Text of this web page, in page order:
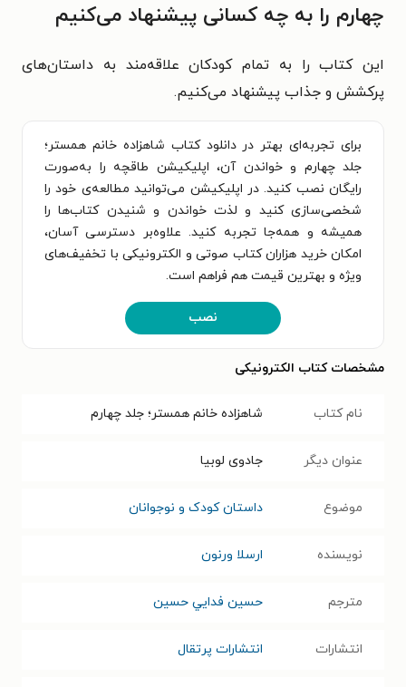
چهارم را به چه کسانی پیشنهاد می‌کنیم
این کتاب را به تمام کودکان علاقه‌مند به داستان‌های
پرکشش و جذاب پیشنهاد می‌کنیم.
برای تجربه‌ای بهتر در دانلود کتاب شاهزاده خانم همستر؛
جلد چهارم و خواندن آن، اپلیکیشن طاقچه را به‌صورت
رایگان نصب کنید. در اپلیکیشن می‌توانید مطالعه‌ی خود را
شخصی‌سازی کنید و لذت خواندن و شنیدن کتاب‌ها را
همیشه و همه‌جا تجربه کنید. علاوه‌بر دسترسی آسان،
امکان خرید هزاران کتاب صوتی و الکترونیکی با تخفیف‌های
ویژه و بهترین قیمت هم فراهم است.
نصب
مشخصات کتاب الکترونیکی
نام کتاب شاهزاده خانم همستر؛ جلد چهارم
عنوان دیگر جادوی لوبیا
موضوع داستان کودک و نوجوانان
نویسنده ارسلا ورنون
مترجم حسين فدايي حسين
انتشارات انتشارات پرتقال